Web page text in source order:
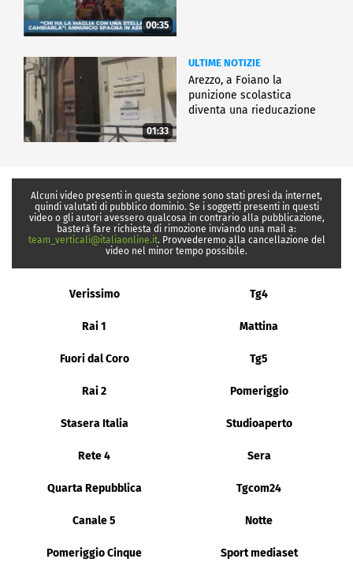
00:35
01:33
ULTIME NOTIZIE
Arezzo, a Foiano la
punizione scolastica
diventa una rieducazione
Alcuni video presenti in questa sezione sono stati presi da internet,
quindi valutati di pubblico dominio. Se i soggetti presenti in questi
video o gli autori avessero qualcosa in contrario alla pubblicazione,
basterà fare richiesta di rimozione inviando una mail a:
team_verticali@italiaonline.it. Provvederemo alla cancellazione del
video nel minor tempo possibile.
Verissimo Tg4
Rai 1 Mattina
Fuori dal Coro Tg5
Rai 2 Pomeriggio
Stasera Italia Studioaperto
Rete 4 Sera
Quarta Repubblica Tgcom24
Canale 5 Notte
Pomeriggio Cinque Sport mediaset